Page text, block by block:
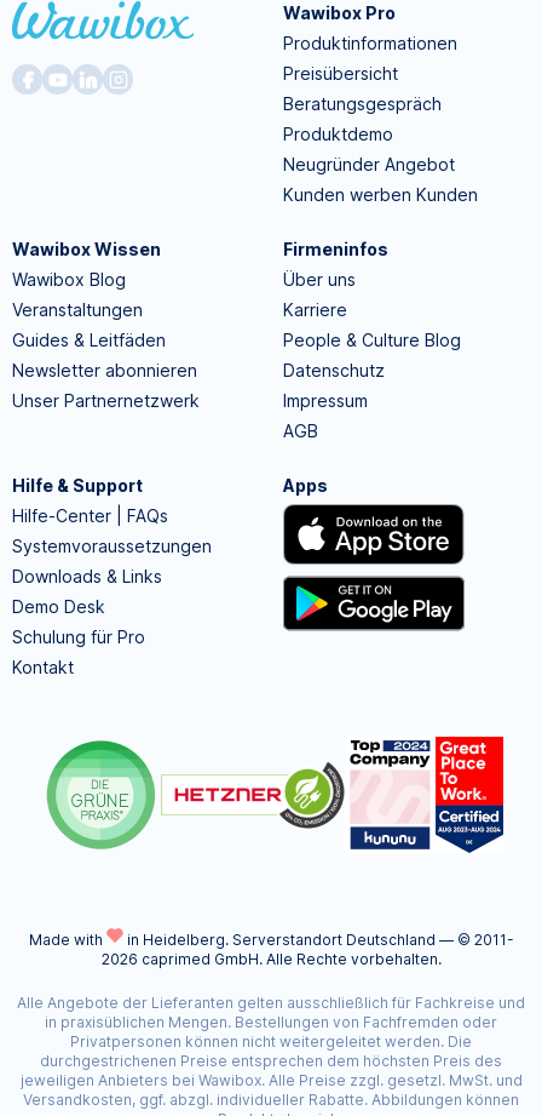
Wawibox Pro
Produktinformationen
Preisübersicht
Beratungsgespräch
Produktdemo
Neugründer Angebot
Kunden werben Kunden
Wawibox Wissen
Wawibox Blog
Veranstaltungen
Guides & Leitfäden
Newsletter abonnieren
Unser Partnernetzwerk
Firmeninfos
Über uns
Karriere
People & Culture Blog
Datenschutz
Impressum
AGB
Hilfe & Support
Hilfe-Center | FAQs
Systemvoraussetzungen
Downloads & Links
Demo Desk
Schulung für Pro
Kontakt
Apps
Made with in Heidelberg. Serverstandort Deutschland — © 2011-
2026 caprimed GmbH. Alle Rechte vorbehalten.
Alle Angebote der Lieferanten gelten ausschließlich für Fachkreise und
in praxisüblichen Mengen. Bestellungen von Fachfremden oder
Privatpersonen können nicht weitergeleitet werden. Die
durchgestrichenen Preise entsprechen dem höchsten Preis des
jeweiligen Anbieters bei Wawibox. Alle Preise zzgl. gesetzl. MwSt. und
Versandkosten, ggf. abzgl. individueller Rabatte. Abbildungen können